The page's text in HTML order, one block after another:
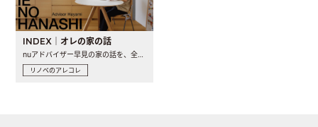
INDEX｜オレの家の話
nuアドバイザー早見の家の話を、全4話でお届け。リノベーションを..
リノベのアレコレ